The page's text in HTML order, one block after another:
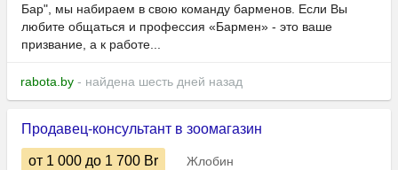
Бар", мы набираем в свою команду барменов. Если Вы
любите общаться и профессия «Бармен» - это ваше
призвание, а к работе...
rabota.by - найдена шесть дней назад
Продавец-консультант в зоомагазин
от 1 000 до 1 700 Br
Жлобин